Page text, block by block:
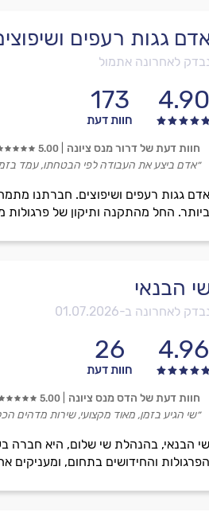
גגות רעפים
לאחרונה אתמול
4.90
173
חוות דעת
אדם גגות רעפים ושיפוצים. חברתנו
ביותר. החל מהתקנה ותיקון של פרגולות
חוות דעת של דרור מנס ציונה 5.00
״אדם ביצע את העבודה לפי הבטחתו, עמד
הבנאי
לאחרונה ב-01.07.2026
4.96
26
חוות דעת
שי הבנאי, בהנהלת שי שלום, היא חברה
הפרגולות והחידושים בתחום,
חוות דעת של הדס מנס ציונה 5.00
״שי הגיע בזמן, מאוד מקצועי, שירות מדהים הכל